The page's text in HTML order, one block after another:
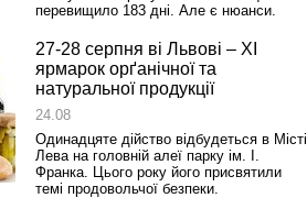
перевищило 183 дні. Але є нюанси.
27-28 серпня ві Львові – ХІ
ярмарок орґанічної та
натуральної продукції
24.08
Одинадцяте дійство відбудеться в Місті
Лева на головній алеї парку ім. І.
Франка. Цього року його присвятили
темі продовольчої безпеки.
1918 року у Львові